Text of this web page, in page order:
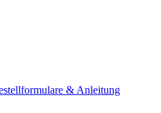
& Anleitung